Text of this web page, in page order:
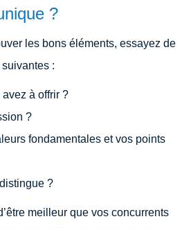
?
les bons éléments, essayez de
:
avez à offrir ?
?
fondamentales et vos points
?
meilleur que vos concurrents